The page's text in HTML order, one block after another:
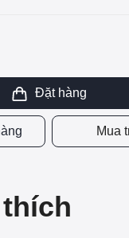
Đặt hàng
Mua